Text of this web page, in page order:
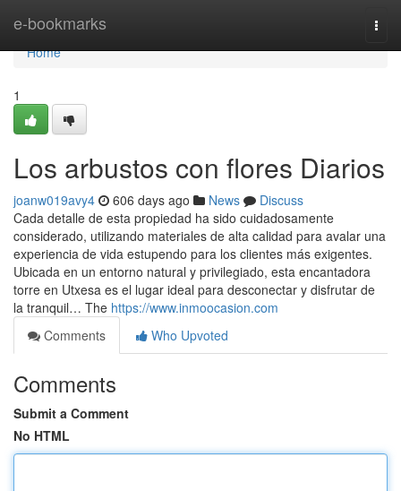
e-bookmarks
Home
Home
1
Los arbustos con flores Diarios
joanw019avy4 606 days ago News
Discuss
Cada detalle de esta propiedad ha sido cuidadosamente
considerado, utilizando materiales de alta calidad para avalar una
experiencia de vida estupendo para los clientes más exigentes.
Ubicada en un entorno natural y privilegiado, esta encantadora
torre en Utxesa es el lugar ideal para desconectar y disfrutar de
la tranquil… The https://www.inmoocasion.com
Comments
Who Upvoted
Comments
Submit a Comment
No HTML